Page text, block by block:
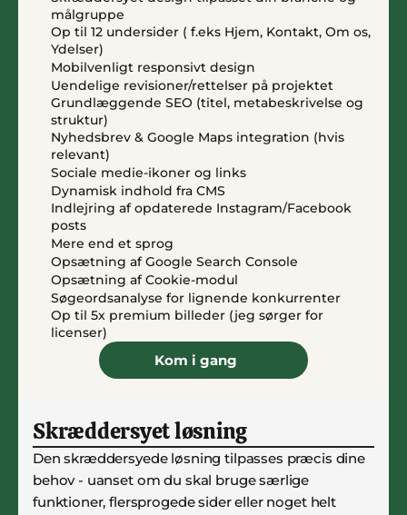
målgruppe
Op til 12 undersider ( f.eks Hjem, Kontakt, Om os,
Ydelser)
Mobilvenligt responsivt design
Uendelige revisioner/rettelser på projektet
Grundlæggende SEO (titel, metabeskrivelse og
struktur)
Nyhedsbrev & Google Maps integration (hvis
relevant)
Sociale medie-ikoner og links
Dynamisk indhold fra CMS
Indlejring af opdaterede Instagram/Facebook
posts
Mere end et sprog
Opsætning af Google Search Console
Opsætning af Cookie-modul
Søgeordsanalyse for lignende konkurrenter
Op til 5x premium billeder (jeg sørger for
licenser)
Kom i gang
Skræddersyet løsning
Den skræddersyede løsning tilpasses præcis dine
behov - uanset om du skal bruge særlige
funktioner, flersprogede sider eller noget helt